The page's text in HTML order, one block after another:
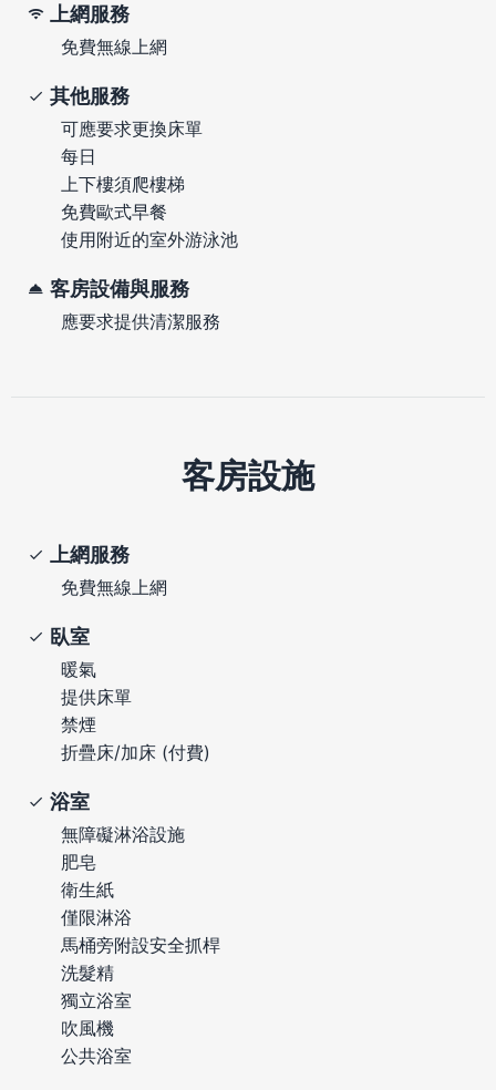
上網服務
免費無線上網
其他服務
可應要求更換床單
每日
上下樓須爬樓梯
免費歐式早餐
使用附近的室外游泳池
客房設備與服務
應要求提供清潔服務
客房設施
上網服務
免費無線上網
臥室
暖氣
提供床單
禁煙
折疊床/加床 (付費)
浴室
無障礙淋浴設施
肥皂
衛生紙
僅限淋浴
馬桶旁附設安全抓桿
洗髮精
獨立浴室
吹風機
公共浴室